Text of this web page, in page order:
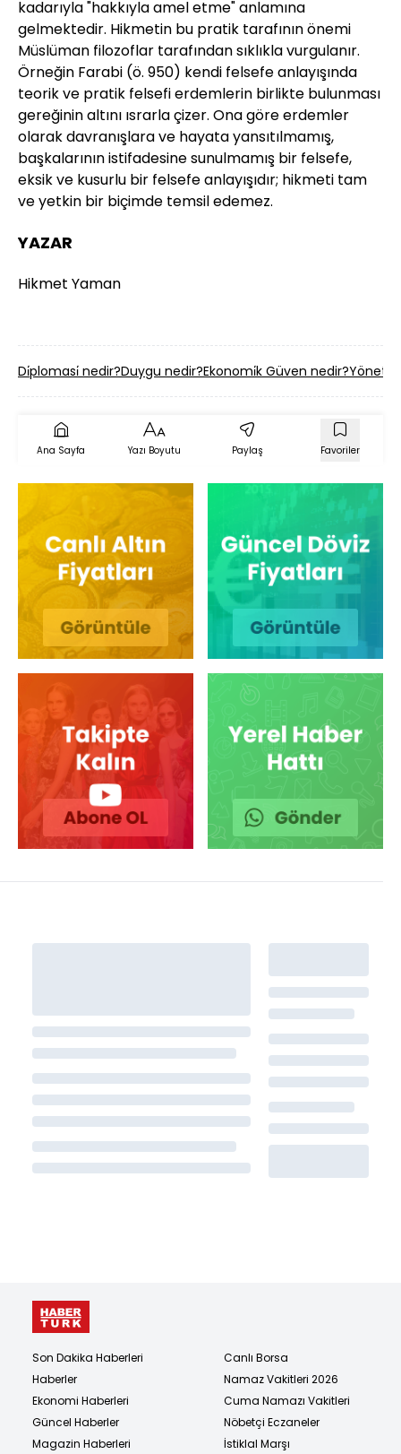
kadarıyla "hakkıyla amel etme" anlamına
gelmektedir. Hikmetin bu pratik tarafının önemi
Müslüman filozoflar tarafından sıklıkla vurgulanır.
Örneğin Farabi (ö. 950) kendi felsefe anlayışında
teorik ve pratik felsefi erdemlerin birlikte bulunması
gereğinin altını ısrarla çizer. Ona göre erdemler
olarak davranışlara ve hayata yansıtılmamış,
başkalarının istifadesine sunulmamış bir felsefe,
eksik ve kusurlu bir felsefe anlayışıdır; hikmeti tam
ve yetkin bir biçimde temsil edemez.
YAZAR
Hikmet Yaman
Di̇plomasi̇ nedir?Duygu nedir?Ekonomi̇k Güven nedir?
Ana Sayfa Yazı Boyutu Paylaş Favoriler
Son Dakika Haberleri
Haberler
Ekonomi Haberleri
Güncel Haberler
Magazin Haberleri
Canlı Borsa
Namaz Vakitleri 2026
Cuma Namazı Vakitleri
Nöbetçi Eczaneler
İstiklal Marşı